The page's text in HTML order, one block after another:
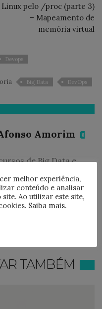
Linux pelo /proc (parte 3)
– Mapeamento de
memória virtual
Devops
Big Data DevOps
Amorim
8
de Big Data e
pela UFG
Processamento
(HPC) com
de
(NLP).
TAMBÉM
melhor experiência,
conteúdo e analisar
Ao utilizar este site,
Saiba mais.